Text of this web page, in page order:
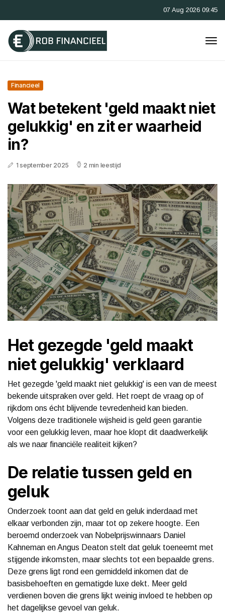
07 Aug 2026 09:45
Financieel
Wat betekent 'geld maakt niet
gelukkig' en zit er waarheid
in?
1 september 2025 2 min leestijd
Het gezegde 'geld maakt
niet gelukkig' verklaard
Het gezegde 'geld maakt niet gelukkig' is een van de meest
bekende uitspraken over geld. Het roept de vraag op of
rijkdom ons écht blijvende tevredenheid kan bieden.
Volgens deze traditionele wijsheid is geld geen garantie
voor een gelukkig leven, maar hoe klopt dit daadwerkelijk
als we naar financiële realiteit kijken?
De relatie tussen geld en
geluk
Onderzoek toont aan dat geld en geluk inderdaad met
elkaar verbonden zijn, maar tot op zekere hoogte. Een
beroemd onderzoek van Nobelprijswinnaars Daniel
Kahneman en Angus Deaton stelt dat geluk toeneemt met
stijgende inkomsten, maar slechts tot een bepaalde grens.
Deze grens ligt rond een gemiddeld inkomen dat de
basisbehoeften en gematigde luxe dekt. Meer geld
verdienen boven die grens lijkt weinig invloed te hebben op
het dagelijkse gevoel van geluk.